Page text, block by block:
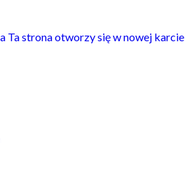
Ta strona otworzy się w nowej karcie